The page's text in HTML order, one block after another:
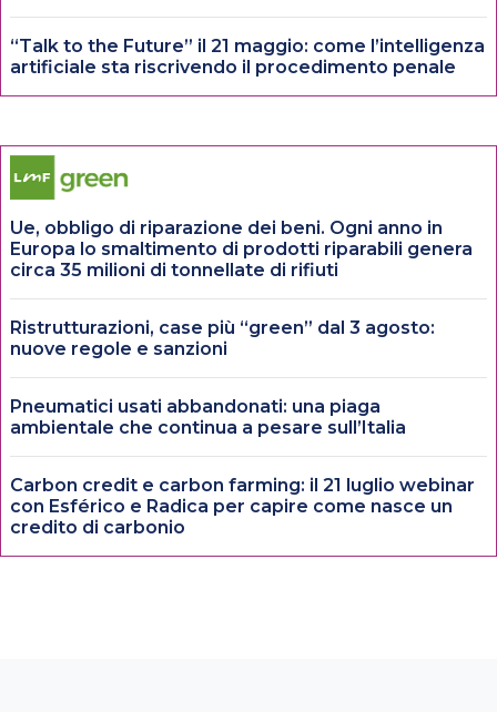
“Talk to the Future” il 21 maggio: come l’intelligenza
artificiale sta riscrivendo il procedimento penale
Ue, obbligo di riparazione dei beni. Ogni anno in
Europa lo smaltimento di prodotti riparabili genera
circa 35 milioni di tonnellate di rifiuti
Ristrutturazioni, case più “green” dal 3 agosto:
nuove regole e sanzioni
Pneumatici usati abbandonati: una piaga
ambientale che continua a pesare sull’Italia
Carbon credit e carbon farming: il 21 luglio webinar
con Esférico e Radica per capire come nasce un
credito di carbonio